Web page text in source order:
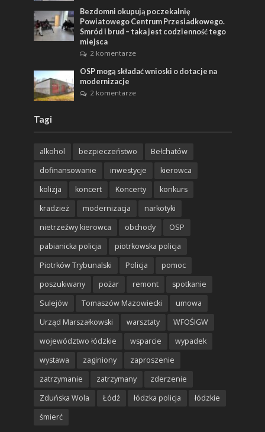
Bezdomni okupują poczekalnię
Powiatowego Centrum Przesiadkowego.
Smród i brud – taka jest codzienność tego
miejsca
2 komentarze
OSP mogą składać wnioski o dotacje na
modernizacje
2 komentarze
Tagi
alkohol bezpieczeństwo
Bełchatów
dofinansowanie
inwestycje
kierowca
kolizja
koncert Koncerty
konkurs
kradzież
modernizacja
narkotyki
nietrzeźwy kierowca
obchody
OSP
pabianicka policja
piotrkowska policja
Piotrków Trybunalski
Policja
pomoc
poszukiwany
pożar remont
spotkanie
Sulejów
Tomaszów Mazowiecki
umowa
Urząd Marszałkowski
warsztaty
WFOŚIGW
województwo łódzkie
wsparcie
wypadek
wystawa
zaginiony
zaproszenie
zatrzymanie
zatrzymany
zderzenie
Zduńska Wola
Łódź łódzka policja
łódzkie
śmierć